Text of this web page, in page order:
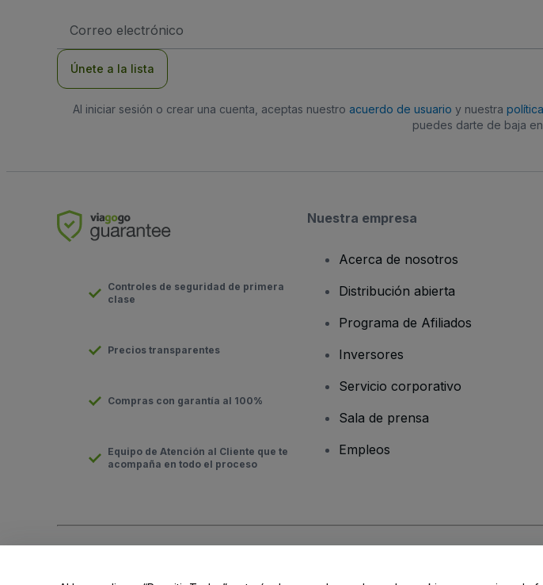
de
Únete a la lista
Al iniciar sesión o crear una cuenta, aceptas nuestro acuerdo de usuario y nuestra
puedes darte de baja
Controles de seguridad de primera
clase
Precios transparentes
Compras con garantía al 100%
Equipo de Atención al Cliente que te
acompaña en todo el proceso
Nuestra empresa
Acerca de nosotros
Distribución abierta
Programa de Afiliados
Inversores
Servicio corporativo
Sala de prensa
Empleos